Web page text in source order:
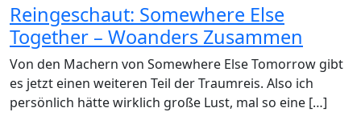
Reingeschaut: Somewhere Else
Together – Woanders Zusammen
Von den Machern von Somewhere Else Tomorrow gibt
es jetzt einen weiteren Teil der Traumreis. Also ich
persönlich hätte wirklich große Lust, mal so eine […]